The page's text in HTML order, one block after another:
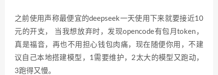
之前使用声称最便宜的deepseek一天使用下来就要接近10
元的开支， 当我想放弃时，发现opencode有包月token，
真是福音，再也不用担心钱包肉痛，现在随便你用，不建
议自己本地搭建模型，1需要维护，2太大的模型又跑动，
3跑得又慢。